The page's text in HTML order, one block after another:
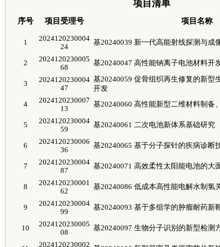
项目清单
序号 项目受理号 项目名称
1
2024120230004
24
基20240039 新一代高能射线探测与成
2
2024120230005
68
基20240047 高性能钠离子电池材料开
3
2024120230004
47
基20240059 促骨组织再生修复的新型
开发
4
2024120230007
13
基20240060 高性能新型二维材料制备
5
2024120230004
59
基20240061 二次电池新体系基础研究
6
2024120230006
36
基20240065 基于分子探针的疾病诊断
7
2024120230004
87
基20240071 高效柔性太阳能电池的大
8
2024120230001
62
基20240086 低成本高性能电解水制氢
9
2024120230004
99
基20240093 基于多组学的肿瘤耐药新
10
2024120230005
08
基20240097 生物分子识别的新型检测
2024120230002